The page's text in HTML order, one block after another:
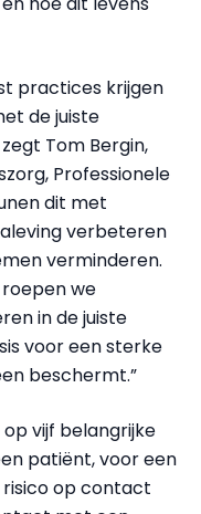
practices krijgen
de juiste
Tom Bergin,
Professionele
dit met
verbeteren
verminderen.
we
in de juiste
voor een sterke
beschermt.”
vijf belangrijke
patiënt, voor een
risico op contact